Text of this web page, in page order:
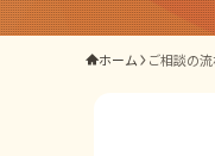
外出困難
ホーム ご相談の